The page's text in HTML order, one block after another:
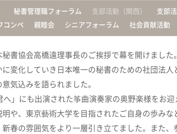
秘書管理職フォーラム 支部活動（関西） 支部
コンペ
親睦会 シニアフォーラム 社会貢献活動
書協会高橋遠理事長のご挨拶で幕を開けまし
変化していき日本唯一の秘書のための社団法
気込みを語られました。
」にも出演された筝曲演奏家の奥野楽様をお
や、東京藝術大学を目指されたご自身の歩みな
春の雰囲気をより一層引き立てました。また